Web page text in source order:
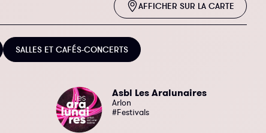
AFFICHER SUR LA CARTE
SALLES ET CAFÉS-CONCERTS
Asbl Les Aralunaires
Arlon
#Festivals